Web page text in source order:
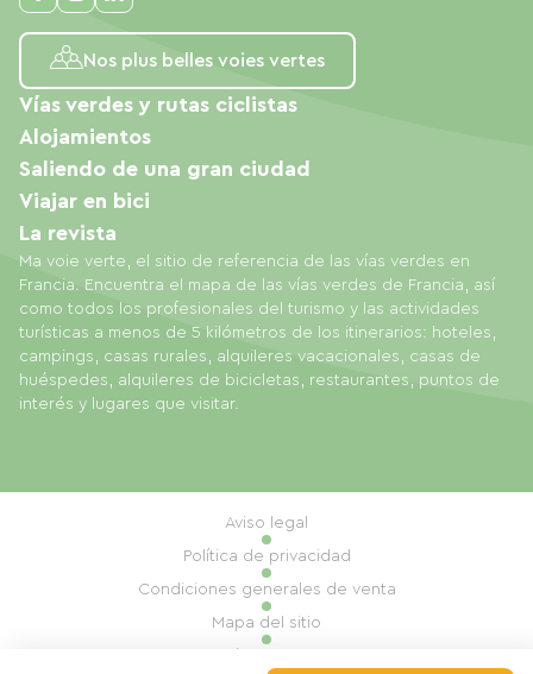
Nos plus belles voies vertes
Ma voie verte, el sitio de referencia de las vías verdes en
Francia. Encuentra el mapa de las vías verdes de Francia, así
como todos los profesionales del turismo y las actividades
turísticas a menos de 5 kilómetros de los itinerarios: hoteles,
campings, casas rurales, alquileres vacacionales, casas de
huéspedes, alquileres de bicicletas, restaurantes, puntos de
interés y lugares que visitar.
Vías verdes y rutas ciclistas
Alojamientos
Saliendo de una gran ciudad
Viajar en bici
La revista
Aviso legal
Política de privacidad
Condiciones generales de venta
Mapa del sitio